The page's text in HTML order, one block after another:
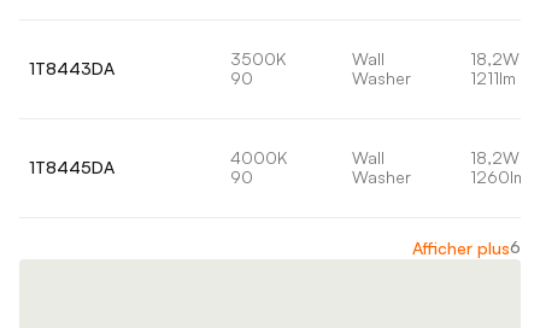
1T8443DA
3500K
90
Wall
Washer
18,2W
1211lm
1T8445DA
4000K
90
Wall
Washer
18,2W
1260lm
Afficher plus6